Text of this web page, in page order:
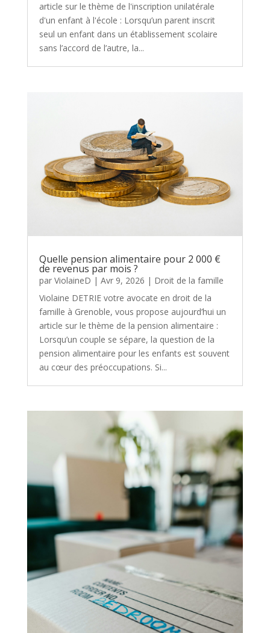
article sur le thème de l'inscription unilatérale
d'un enfant à l'école : Lorsqu’un parent inscrit
seul un enfant dans un établissement scolaire
sans l’accord de l’autre, la...
Quelle pension alimentaire pour 2 000 €
de revenus par mois ?
par ViolaineD | Avr 9, 2026 | Droit de la famille
Violaine DETRIE votre avocate en droit de la
famille à Grenoble, vous propose aujourd’hui un
article sur le thème de la pension alimentaire :
Lorsqu’un couple se sépare, la question de la
pension alimentaire pour les enfants est souvent
au cœur des préoccupations. Si...